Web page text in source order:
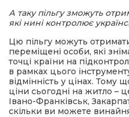
А таку пільгу зможуть
які нині контролює
Цю пільгу можуть
переміщені особи, які
точці країни на
в рамках цього
відмінність у цінах.
ціни сьогодні на житло –
Івано-Франківськ,
скільки ви можете